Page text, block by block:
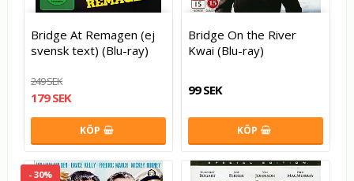
Bridge At Remagen (ej
svensk text) (Blu-ray)
249 SEK
179 SEK
KÖP
Bridge On the River
Kwai (Blu-ray)
99 SEK
KÖP
- 30%